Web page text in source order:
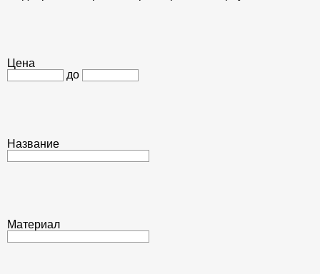
Цена
до
Название
Материал